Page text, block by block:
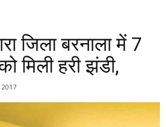
जिला बरनाला में 7
मिली हरी झंडी,